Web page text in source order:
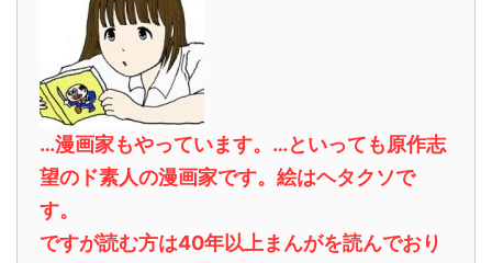
…漫画家もやっています。…といっても原作志
望のド素人の漫画家です。絵はヘタクソで
す。
ですが読む方は40年以上まんがを読んでおり